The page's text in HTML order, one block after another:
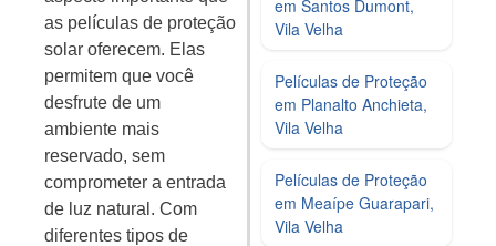
as películas de proteção
solar oferecem. Elas
permitem que você
desfrute de um
ambiente mais
reservado, sem
comprometer a entrada
de luz natural. Com
diferentes tipos de
em Santos Dumont,
Vila Velha
Películas de Proteção
em Planalto Anchieta,
Vila Velha
Películas de Proteção
em Meaípe Guarapari,
Vila Velha